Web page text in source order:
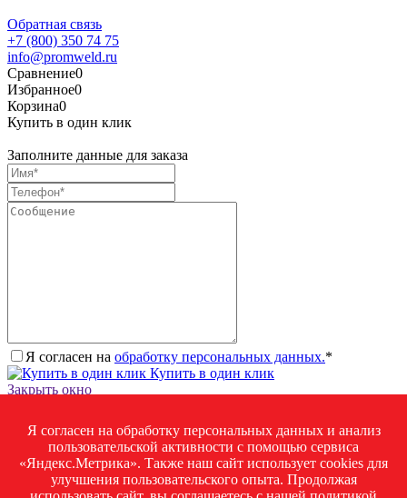
Обратная связь
+7 (800) 350 74 75
info@promweld.ru
Сравнение0
Избранное0
Корзина0
Купить в один клик
Заполните данные для заказа
Я согласен на обработку персональных данных.*
Купить в один клик
Закрыть окно
Загрузка товара
Заполните данные для запроса цены
Я согласен на обработку персональных данных и анализ
пользовательской активности с помощью сервиса
«Яндекс.Метрика». Также наш сайт использует cookies для
улучшения пользовательского опыта. Продолжая